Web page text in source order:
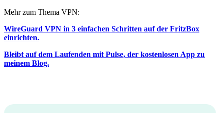
Mehr zum Thema VPN:
WireGuard VPN in 3 einfachen Schritten auf der FritzBox
einrichten.
Bleibt auf dem Laufenden mit Pulse, der kostenlosen App zu
meinem Blog.